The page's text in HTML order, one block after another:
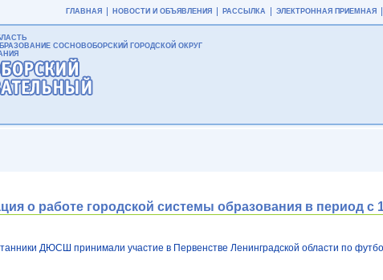
ГЛАВНАЯ НОВОСТИ И ОБЪЯВЛЕНИЯ РАССЫЛКА ЭЛЕКТРОННАЯ ПРИЕМНАЯ
СОСНОВОБОРСКИЙ ГОРОДСКОЙ ОКРУГ
о работе городской системы образования в период с
ДЮСШ принимали участие в Первенстве Ленинградской области по